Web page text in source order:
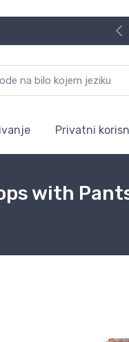
Privatni
with